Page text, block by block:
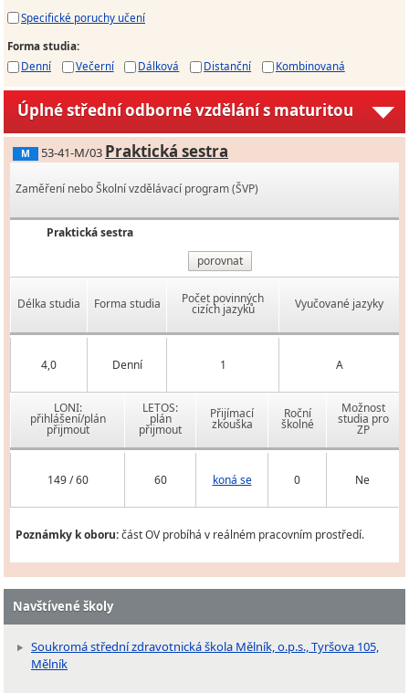
Specifické poruchy učení
Forma studia:
Denní
Večerní Dálková Distanční Kombinovaná
Úplné střední odborné vzdělání s maturitou
M 53-41-M/03 Praktická sestra
Zaměření nebo Školní vzdělávací program (ŠVP)
Praktická sestra
porovnat
Délka studia Forma studia Počet povinných
cizích jazyků Vyučované jazyky
4,0 Denní 1 A
LONI:
přihlášení/plán
přijmout
LETOS:
plán
přijmout
Přijímací
zkouška
Roční
školné
Možnost
studia pro
ZP
149 / 60 60 koná se 0 Ne
Poznámky k oboru:část OV probíhá v reálném pracovním prostředí.
Navštívené školy
Soukromá střední zdravotnická škola Mělník, o.p.s., Tyršova 105,
Mělník